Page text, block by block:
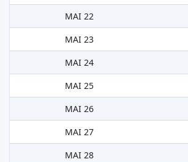
MAI 22
MAI 23
MAI 24
MAI 25
MAI 26
MAI 27
MAI 28